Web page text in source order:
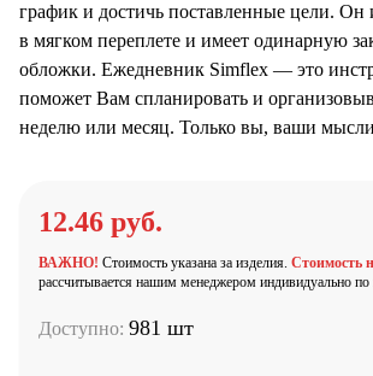
график и достичь поставленные цели. Он
в мягком переплете и имеет одинарную
обложки. Ежедневник Simflex — это
поможет Вам спланировать и
неделю или месяц. Только вы, ваши
12.46 руб.
ВАЖНО! Стоимость указана за изделия. Стоимость
рассчитывается нашим менеджером индивидуально по
Доступно: 981 шт